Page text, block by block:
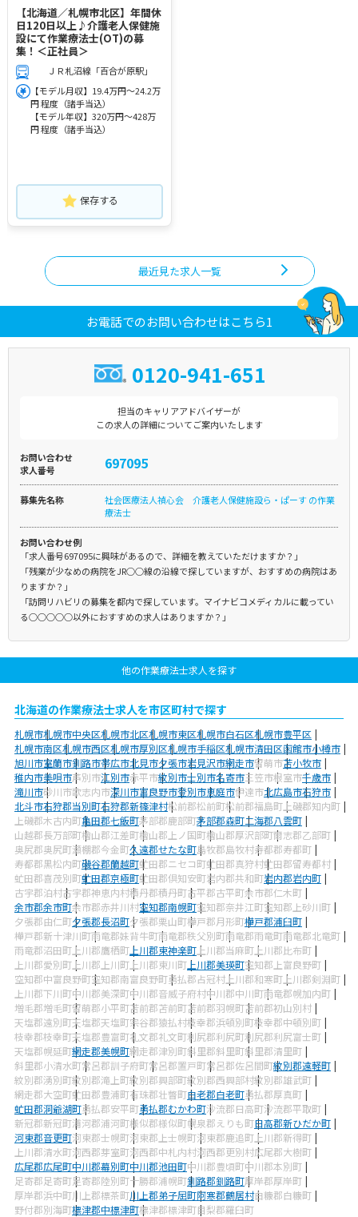
【北海道／札幌市北区】年間休
日120日以上♪介護老人保健施
設にて作業療法士(OT)の募
集！＜正社員＞
ＪＲ札沼線「百合が原駅」
【モデル月収】19.4万円～24.2万
円 程度（諸手当込）
【モデル年収】320万円～428万
円 程度（諸手当込）
保存する
最近見た求人一覧
お電話でのお問い合わせはこちら1
0120-941-651
担当のキャリアアドバイザーが
この求人の詳細についてご案内いたします
お問い合わせ
求人番号
697095
募集先名称
社会医療法人禎心会 介護老人保健施設ら・ぱーす の作業
療法士
お問い合わせ例
「求人番号697095に興味があるので、詳細を教えていただけますか？」
「残業が少なめの病院をJR○○線の沿線で探していますが、おすすめの病院はあ
りますか？」
「訪問リハビリの募集を都内で探しています。マイナビコメディカルに載ってい
る○○○○○以外におすすめの求人はありますか？」
他の作業療法士求人を探す
北海道の作業療法士求人を市区町村で探す
札幌市札幌市中央区札幌市北区札幌市東区札幌市白石区札幌市豊平区
札幌市南区札幌市西区札幌市厚別区札幌市手稲区札幌市清田区函館市小樽市
旭川市室蘭市釧路市帯広市北見市夕張市岩見沢市網走市留萌市苫小牧市
稚内市美唄市芦別市江別市赤平市紋別市士別市名寄市三笠市根室市千歳市
滝川市砂川市歌志内市深川市富良野市登別市恵庭市伊達市北広島市石狩市
北斗市石狩郡当別町石狩郡新篠津村松前郡松前町松前郡福島町 上磯郡知内町
上磯郡木古内町亀田郡七飯町茅部郡鹿部町茅部郡森町二海郡八雲町
山越郡長万部町檜山郡江差町檜山郡上ノ国町檜山郡厚沢部町爾志郡乙部町
奥尻郡奥尻町瀬棚郡今金町久遠郡せたな町島牧郡島牧村寿都郡寿都町
寿都郡黒松内町磯谷郡蘭越町虻田郡ニセコ町虻田郡真狩村虻田郡留寿都村
虻田郡喜茂別町虻田郡京極町虻田郡倶知安町岩内郡共和町岩内郡岩内町
古宇郡泊村古宇郡神恵内村積丹郡積丹町古平郡古平町余市郡仁木町
余市郡余市町余市郡赤井川村空知郡南幌町空知郡奈井江町空知郡上砂川町
夕張郡由仁町夕張郡長沼町夕張郡栗山町樺戸郡月形町樺戸郡浦臼町
樺戸郡新十津川町雨竜郡妹背牛町雨竜郡秩父別町雨竜郡雨竜町雨竜郡北竜町
雨竜郡沼田町 上川郡鷹栖町 上川郡東神楽町 上川郡当麻町 上川郡比布町
上川郡愛別町 上川郡上川町 上川郡東川町 上川郡美瑛町空知郡上富良野町
空知郡中富良野町空知郡南富良野町勇払郡占冠村 上川郡和寒町 上川郡剣淵町
上川郡下川町中川郡美深町中川郡音威子府村中川郡中川町雨竜郡幌加内町
増毛郡増毛町留萌郡小平町苫前郡苫前町苫前郡羽幌町苫前郡初山別村
天塩郡遠別町天塩郡天塩町宗谷郡猿払村枝幸郡浜頓別町枝幸郡中頓別町
枝幸郡枝幸町天塩郡豊富町礼文郡礼文町利尻郡利尻町利尻郡利尻富士町
天塩郡幌延町網走郡美幌町網走郡津別町斜里郡斜里町斜里郡清里町
斜里郡小清水町常呂郡訓子府町常呂郡置戸町常呂郡佐呂間町紋別郡遠軽町
紋別郡湧別町紋別郡滝上町紋別郡興部町紋別郡西興部村紋別郡雄武町
網走郡大空町虻田郡豊浦町有珠郡壮瞥町白老郡白老町勇払郡厚真町
虻田郡洞爺湖町勇払郡安平町勇払郡むかわ町沙流郡日高町沙流郡平取町
新冠郡新冠町浦河郡浦河町様似郡様似町幌泉郡えりも町日高郡新ひだか町
河東郡音更町河東郡士幌町河東郡上士幌町河東郡鹿追町 上川郡新得町
上川郡清水町河西郡芽室町河西郡中札内村河西郡更別村広尾郡大樹町
広尾郡広尾町中川郡幕別町中川郡池田町中川郡豊頃町中川郡本別町
足寄郡足寄町足寄郡陸別町十勝郡浦幌町釧路郡釧路町厚岸郡厚岸町
厚岸郡浜中町川上郡標茶町川上郡弟子屈町阿寒郡鶴居村白糠郡白糠町
野付郡別海町標津郡中標津町標津郡標津町目梨郡羅臼町